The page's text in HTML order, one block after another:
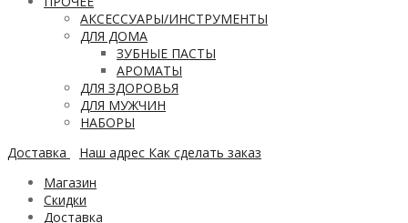
АКСЕССУАРЫ/ИНСТРУМЕНТЫ
ДЛЯ ДОМА
ЗУБНЫЕ ПАСТЫ
АРОМАТЫ
ДЛЯ ЗДОРОВЬЯ
ДЛЯ МУЖЧИН
НАБОРЫ
Доставка
Наш адрес Как сделать заказ
Магазин
Скидки
Доставка